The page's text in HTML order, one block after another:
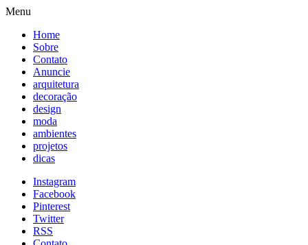
Menu
Home
Sobre
Contato
Anuncie
arquitetura
decoração
design
moda
ambientes
projetos
dicas
Instagram
Facebook
Pinterest
Twitter
RSS